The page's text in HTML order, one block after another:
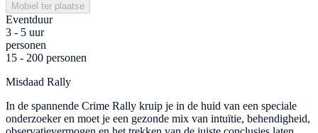
Mobiel ter plaatse
Eventduur
3 - 5 uur
personen
15 - 200 personen
Misdaad Rally
In de spannende Crime Rally kruip je in de huid van een speciale
onderzoeker en moet je een gezonde mix van intuïtie, behendigheid,